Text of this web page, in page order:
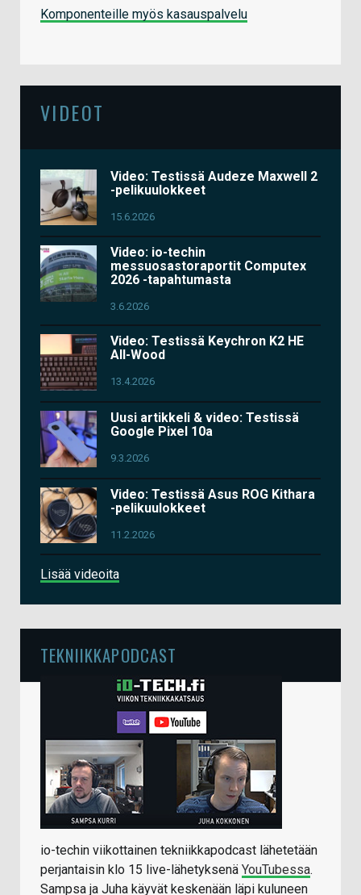
Komponenteille myös kasauspalvelu
VIDEOT
Video: Testissä Audeze Maxwell 2
-pelikuulokkeet
15.6.2026
Video: io-techin
messuosastoraportit Computex
2026 -tapahtumasta
3.6.2026
Video: Testissä Keychron K2 HE
All-Wood
13.4.2026
Uusi artikkeli & video: Testissä
Google Pixel 10a
9.3.2026
Video: Testissä Asus ROG Kithara
-pelikuulokkeet
11.2.2026
Lisää videoita
TEKNIIKKAPODCAST
io-techin viikottainen tekniikkapodcast lähetetään
perjantaisin klo 15 live-lähetyksenä YouTubessa.
Sampsa ja Juha käyvät keskenään läpi kuluneen